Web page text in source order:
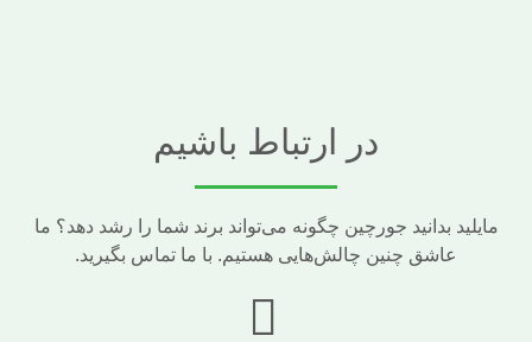
در ارتباط باشیم
مایلید بدانید جورچین چگونه می‌تواند برند شما را رشد دهد؟ ما
عاشق چنین چالش‌هایی هستیم. با ما تماس بگیرید.